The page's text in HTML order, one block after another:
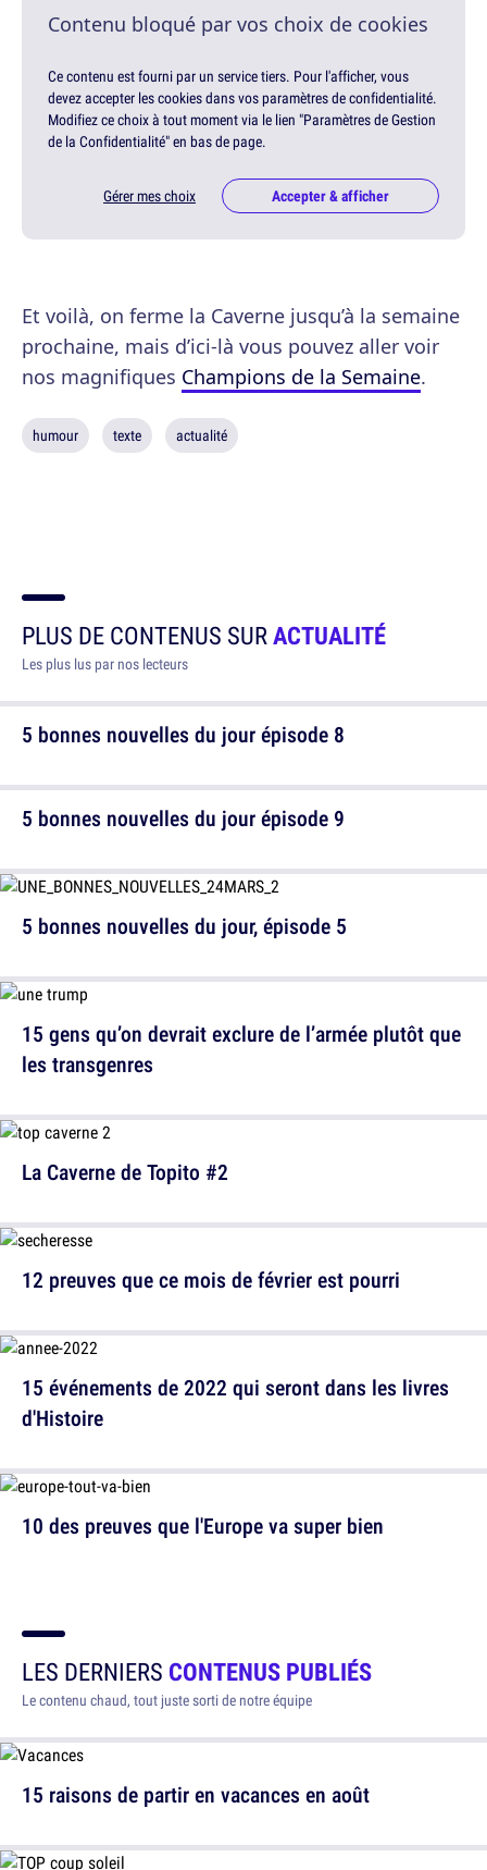
Contenu bloqué par vos choix de cookies
Ce contenu est fourni par un service tiers. Pour l'afficher, vous
devez accepter les cookies dans vos paramètres de confidentialité.
Modifiez ce choix à tout moment via le lien "Paramètres de Gestion
de la Confidentialité" en bas de page.
Gérer mes choix Accepter & afficher
Et voilà, on ferme la Caverne jusqu’à la semaine
prochaine, mais d’ici-là vous pouvez aller voir
nos magnifiques Champions de la Semaine.
humour texte actualité
PLUS DE CONTENUS SURACTUALITÉ
Les plus lus par nos lecteurs
5 bonnes nouvelles du jour épisode 8
5 bonnes nouvelles du jour, épisode 5
12 preuves que ce mois de février est pourri
10 des preuves que l'Europe va super bien
5 bonnes nouvelles du jour épisode 9
15 gens qu’on devrait exclure de l’armée plutôt que
les transgenres
La Caverne de Topito #2
15 événements de 2022 qui seront dans les livres
d'Histoire
LES DERNIERS CONTENUS PUBLIÉS
Le contenu chaud, tout juste sorti de notre équipe
15 raisons de partir en vacances en août